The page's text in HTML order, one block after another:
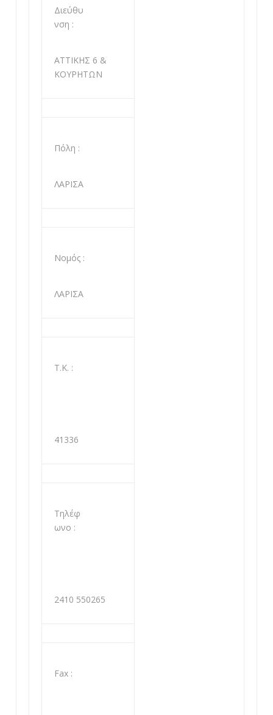
Διεύθυ
νση :
ΑΤΤΙΚΗΣ 6 &
ΚΟΥΡΗΤΩΝ
Πόλη :
ΛΑΡΙΣΑ
Νομός :
ΛΑΡΙΣΑ
Τ.Κ. :
41336
Τηλέφ
ωνο :
2410 550265
Fax :